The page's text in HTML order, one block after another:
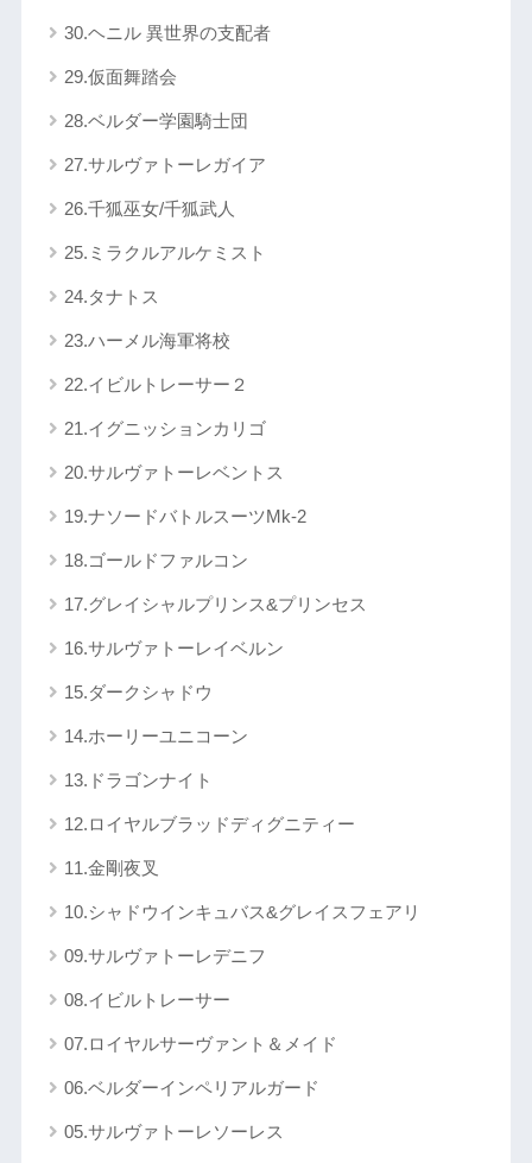
30.ヘニル 異世界の支配者
29.仮面舞踏会
28.ベルダー学園騎士団
27.サルヴァトーレガイア
26.千狐巫女/千狐武人
25.ミラクルアルケミスト
24.タナトス
23.ハーメル海軍将校
22.イビルトレーサー２
21.イグニッションカリゴ
20.サルヴァトーレベントス
19.ナソードバトルスーツMk-2
18.ゴールドファルコン
17.グレイシャルプリンス&プリンセス
16.サルヴァトーレイベルン
15.ダークシャドウ
14.ホーリーユニコーン
13.ドラゴンナイト
12.ロイヤルブラッドディグニティー
11.金剛夜叉
10.シャドウインキュバス&グレイスフェアリ
09.サルヴァトーレデニフ
08.イビルトレーサー
07.ロイヤルサーヴァント＆メイド
06.ベルダーインペリアルガード
05.サルヴァトーレソーレス